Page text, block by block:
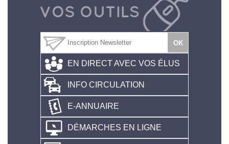
EN DIRECT AVEC VOS ÉLUS
INFO CIRCULATION
E-ANNUAIRE
DÉMARCHES EN LIGNE